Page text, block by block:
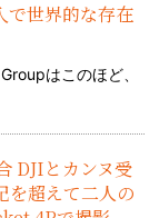
で世界的な存在
はこのほど、
DJIとカンヌ受
を超えて二人の